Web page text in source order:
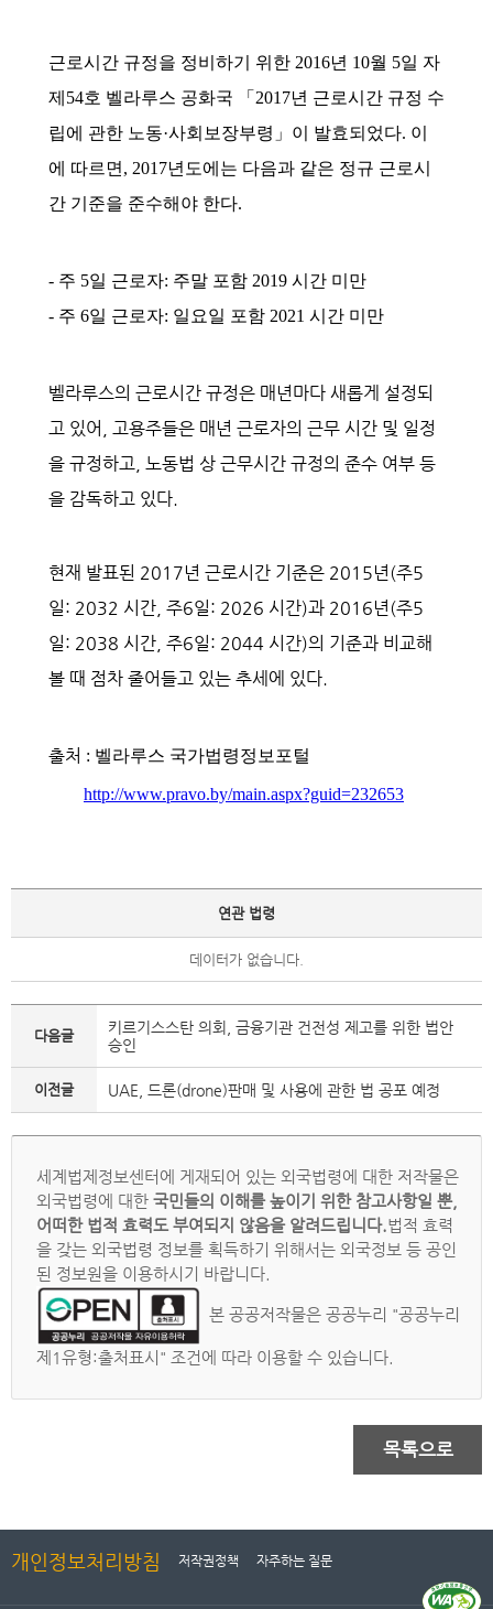
근로시간 규정을 정비하기 위한 2016년 10월 5일 자
제54호 벨라루스 공화국 「2017년 근로시간 규정 수
립에 관한 노동·사회보장부령」이 발효되었다. 이
에 따르면, 2017년도에는 다음과 같은 정규 근로시
간 기준을 준수해야 한다.
- 주 5일 근로자: 주말 포함 2019 시간 미만
- 주 6일 근로자: 일요일 포함 2021 시간 미만
벨라루스의 근로시간 규정은 매년마다 새롭게 설정되
고 있어, 고용주들은 매년 근로자의 근무 시간 및 일정
을 규정하고, 노동법 상 근무시간 규정의 준수 여부 등
을 감독하고 있다.
현재 발표된 2017년 근로시간 기준은 2015년(주5
일: 2032 시간, 주6일: 2026 시간)과 2016년(주5
일: 2038 시간, 주6일: 2044 시간)의 기준과 비교해
볼 때 점차 줄어들고 있는 추세에 있다.
출처 : 벨라루스 국가법령정보포털
http://www.pravo.by/main.aspx?guid=232653
연관 법령
데이터가 없습니다.
다음글
키르기스스탄 의회, 금융기관 건전성 제고를 위한 법안
승인
이전글 UAE, 드론(drone)판매 및 사용에 관한 법 공포 예정
세계법제정보센터에 게재되어 있는 외국법령에 대한 저작물은
외국법령에 대한 국민들의 이해를 높이기 위한 참고사항일 뿐,
어떠한 법적 효력도 부여되지 않음을 알려드립니다.법적 효력
을 갖는 외국법령 정보를 획득하기 위해서는 외국정보 등 공인
된 정보원을 이용하시기 바랍니다.
본 공공저작물은 공공누리 "공공누리
제1유형:출처표시" 조건에 따라 이용할 수 있습니다.
목록으로
개인정보처리방침 저작권정책 자주하는 질문